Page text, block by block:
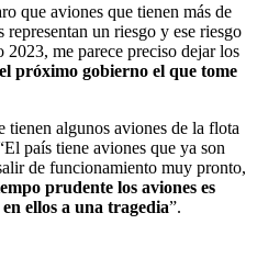
que aviones que tienen más de
un riesgo y ese riesgo
2023, me parece preciso dejar los
próximo gobierno el que tome
tienen algunos aviones de la flota
país tiene aviones que ya son
de funcionamiento muy pronto,
prudente los aviones es
ellos a una tragedia”.